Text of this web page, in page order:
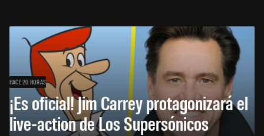
HACE 20 HORAS
¡Es oficial! Jim Carrey protagonizará el
live-action de Los Supersónicos